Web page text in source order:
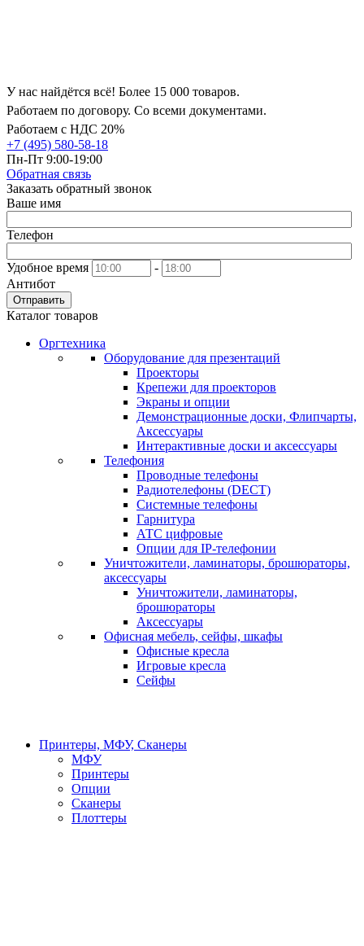
У нас найдётся всё! Более 15 000 товаров.
Работаем по договору. Со всеми документами.
Работаем с НДС 20%
+7 (495) 580-58-18
Пн-Пт 9:00-19:00
Обратная связь
Заказать обратный звонок
Ваше имя
Телефон
Удобное время
-
Антибот
Отправить
Каталог товаров
Оргтехника
Оборудование для презентаций
Проекторы
Крепежи для проекторов
Экраны и опции
Демонстрационные доски, Флипчарты,
Аксессуары
Интерактивные доски и аксессуары
Телефония
Проводные телефоны
Радиотелефоны (DECT)
Системные телефоны
Гарнитура
АТС цифровые
Опции для IP-телефонии
Уничтожители, ламинаторы, брошюраторы,
аксессуары
Уничтожители, ламинаторы,
брошюраторы
Аксессуары
Офисная мебель, сейфы, шкафы
Офисные кресла
Игровые кресла
Сейфы
Принтеры, МФУ, Сканеры
МФУ
Принтеры
Опции
Сканеры
Плоттеры